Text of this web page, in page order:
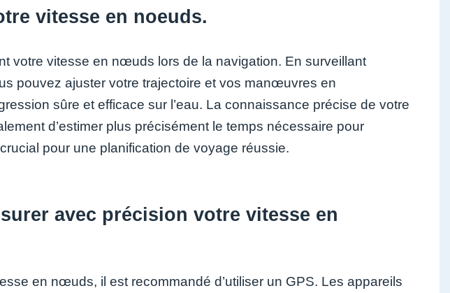
vitesse en noeuds.
votre vitesse en nœuds lors de la navigation. En surveillant
pouvez ajuster votre trajectoire et vos manœuvres en
sûre et efficace sur l’eau. La connaissance précise de votre
d’estimer plus précisément le temps nécessaire pour
pour une planification de voyage réussie.
avec précision votre vitesse en
en nœuds, il est recommandé d’utiliser un GPS. Les appareils